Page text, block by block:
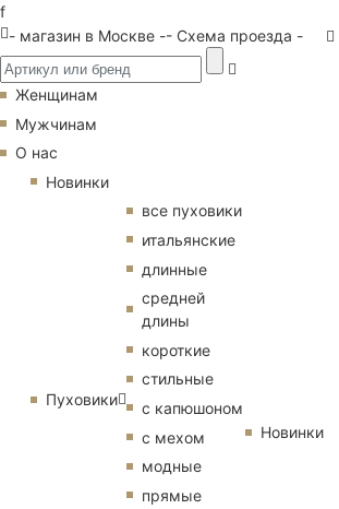
f
- магазин в Москве -- Схема проезда -
Женщинам
Мужчинам
О нас
Новинки
Пуховики
все пуховики
итальянские
длинные
средней
длины
короткие
стильные
с капюшоном
с мехом
модные
прямые
Новинки